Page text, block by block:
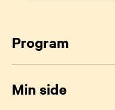
Program
Min side